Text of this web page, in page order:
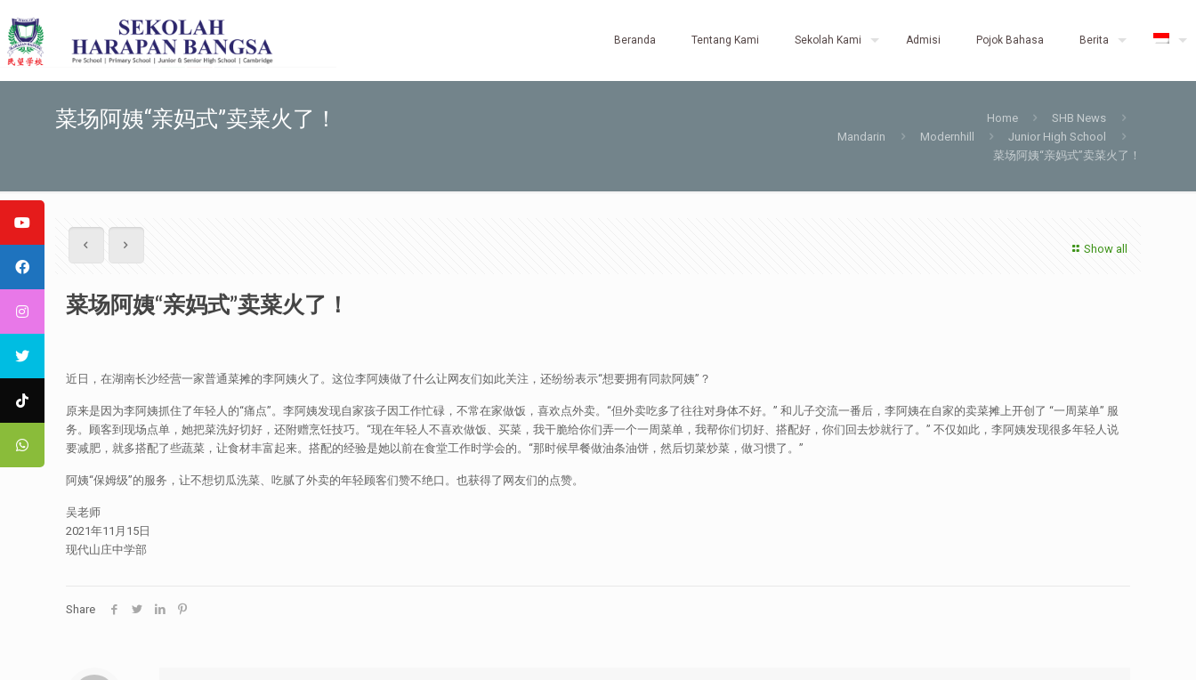
Beranda Tentang Kami Sekolah Kami Admisi Pojok Bahasa Berita
菜场阿姨“亲妈式”卖菜火了！ Home
SHB News
Mandarin
Modernhill
Junior High School
菜场阿姨“亲妈式”卖菜火了！
Show all
菜场阿姨“亲妈式”卖菜火了！
近日，在湖南长沙经营一家普通菜摊的李阿姨火了。这位李阿姨做了什么让网友们如此关注，还纷纷表示“想要拥有同款阿姨”？
原来是因为李阿姨抓住了年轻人的“痛点”。李阿姨发现自家孩子因工作忙碌，不常在家做饭，喜欢点外卖。“但外卖吃多了往往对身体不好。” 和儿子交流一番后，李阿姨在自家的卖菜摊上开创了 “一周菜单” 服
务。顾客到现场点单，她把菜洗好切好，还附赠烹饪技巧。“现在年轻人不喜欢做饭、买菜，我干脆给你们弄一个一周菜单，我帮你们切好、搭配好，你们回去炒就行了。” 不仅如此，李阿姨发现很多年轻人说
要减肥，就多搭配了些蔬菜，让食材丰富起来。搭配的经验是她以前在食堂工作时学会的。“那时候早餐做油条油饼，然后切菜炒菜，做习惯了。”
阿姨“保姆级”的服务，让不想切瓜洗菜、吃腻了外卖的年轻顾客们赞不绝口。也获得了网友们的点赞。
吴老师
2021年11月15日
现代山庄中学部
Share